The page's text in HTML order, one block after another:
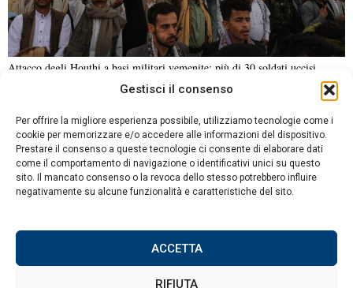
Gestisci il consenso
Per offrire la migliore esperienza possibile, utilizziamo tecnologie come i
cookie per memorizzare e/o accedere alle informazioni del dispositivo.
Prestare il consenso a queste tecnologie ci consente di elaborare dati
come il comportamento di navigazione o identificativi unici su questo
sito. Il mancato consenso o la revoca dello stesso potrebbero influire
negativamente su alcune funzionalità e caratteristiche del sito.
ACCETTA
RIFIUTA
Attacco degli Houthi a basi militari yemenite: più di 30 soldati uccisi
ANALISI E OPINIONI
SPORT CULTURA VIAGGI
Contatti
Informativa sulla privacy